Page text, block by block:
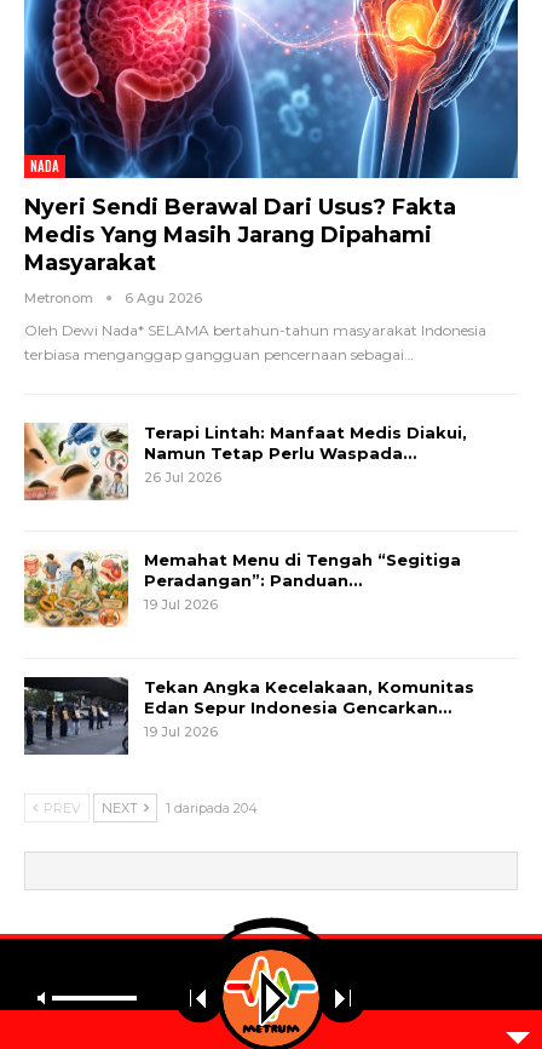
NADA
Nyeri Sendi Berawal Dari Usus? Fakta
Medis Yang Masih Jarang Dipahami
Masyarakat
Metronom 6 Agu 2026
Oleh Dewi Nada* SELAMA bertahun-tahun masyarakat Indonesia
terbiasa menganggap gangguan pencernaan sebagai…
Terapi Lintah: Manfaat Medis Diakui,
Namun Tetap Perlu Waspada…
26 Jul 2026
Memahat Menu di Tengah “Segitiga
Peradangan”: Panduan…
19 Jul 2026
Tekan Angka Kecelakaan, Komunitas
Edan Sepur Indonesia Gencarkan…
19 Jul 2026
PREV NEXT 1 daripada 204
© 2026 - Metrum. All Rights Reserved.